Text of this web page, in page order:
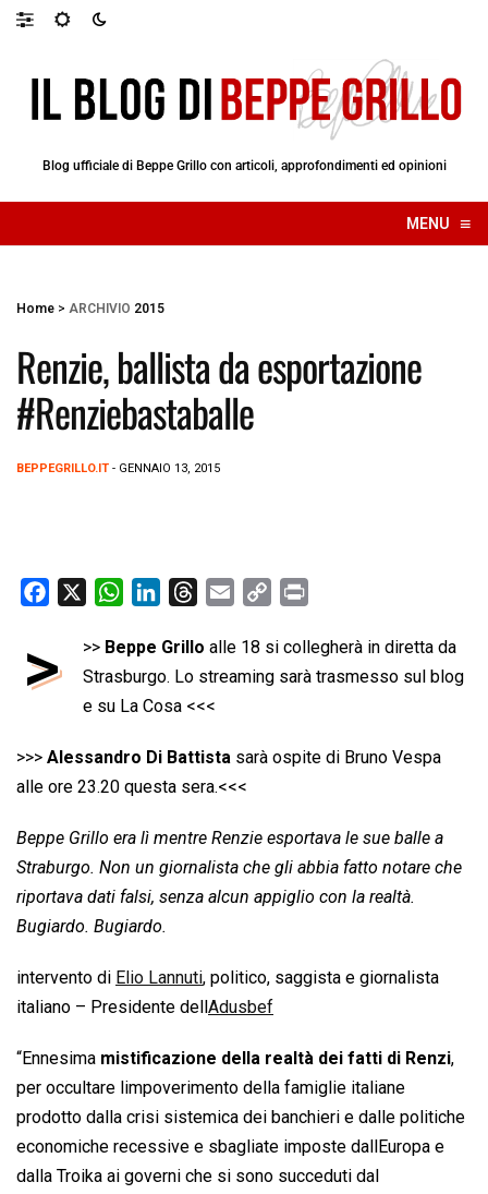
Blog ufficiale di Beppe Grillo con articoli, approfondimenti ed opinioni
MENU ≡
☰
Home > ARCHIVIO 2015
Renzie, ballista da esportazione
#Renziebastaballe
BEPPEGRILLO.IT - GENNAIO 13, 2015
e
o
k
W
a
t
s
p
p
n
k
e
I
n
r
e
a
s
a
i
p
y
n
i
n
> >> Beppe Grillo alle 18 si collegherà in diretta da
Strasburgo. Lo streaming sarà trasmesso sul blog
e su La Cosa <<<
>>> Alessandro Di Battista sarà ospite di Bruno Vespa
alle ore 23.20 questa sera.<<<
Beppe Grillo era lì mentre Renzie esportava le sue balle a
Straburgo. Non un giornalista che gli abbia fatto notare che
riportava dati falsi, senza alcun appiglio con la realtà.
Bugiardo. Bugiardo.
intervento di Elio Lannuti, politico, saggista e giornalista
italiano – Presidente dell Adusbef
“Ennesima mistificazione della realtà dei fatti di Renzi,
per occultare limpoverimento della famiglie italiane
prodotto dalla crisi sistemica dei banchieri e dalle politiche
economiche recessive e sbagliate imposte dallEuropa e
dalla Troika ai governi che si sono succeduti dal